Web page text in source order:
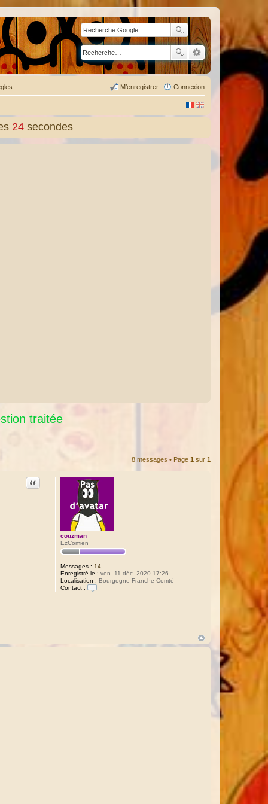
Connexion
M’enregistrer
26 secondes
traitée
8 messages • Page 1 sur 1
couzman
EzComien
Messages : 14
Enregistré le : ven. 11 déc. 2020 17:26
Localisation : Bourgogne-Franche-Comté
Contact :
Citation